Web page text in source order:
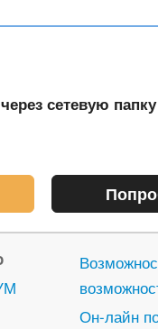
сетевую папку
Он-лайн